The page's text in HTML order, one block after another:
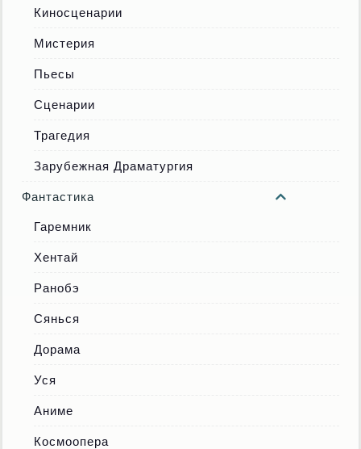
Киносценарии
Мистерия
Пьесы
Сценарии
Трагедия
Зарубежная Драматургия
Фантастика
Гаремник
Хентай
Ранобэ
Сянься
Дорама
Уся
Аниме
Космоопера